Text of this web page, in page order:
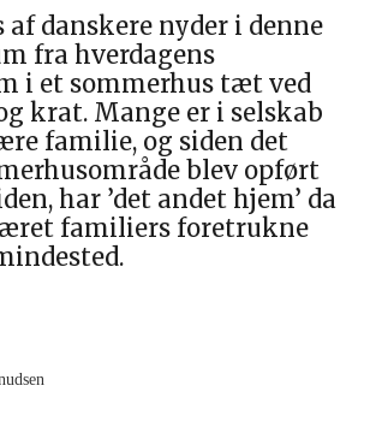
danskere nyder i denne
fra hverdagens
i et sommerhus tæt ved
krat. Mange er i selskab
familie, og siden det
blev opført
har ’det andet hjem’ da
familiers foretrukne